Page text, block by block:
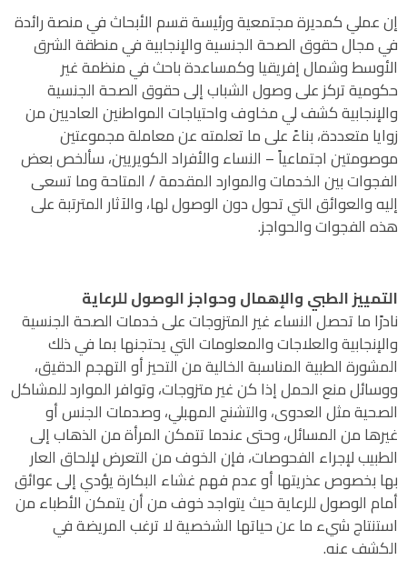
إن عملي كمديرة مجتمعية ورئيسة قسم الأبحاث في منصة رائدة
في مجال حقوق الصحة الجنسية والإنجابية في منطقة الشرق
الأوسط وشمال إفريقيا وكمساعدة باحث في منظمة غير
حكومية تركز على وصول الشباب إلى حقوق الصحة الجنسية
والإنجابية كشف لي مخاوف واحتياجات المواطنين العاديين من
زوايا متعددة، بناءً على ما تعلمته عن معاملة مجموعتين
موصومتين اجتماعياً – النساء والأفراد الكويريين، سألخص بعض
الفجوات بين الخدمات والموارد المقدمة / المتاحة وما تسعى
إليه والعوائق التي تحول دون الوصول لها، والآثار المترتبة على
هذه الفجوات والحواجز.
التمييز الطبي والإهمال وحواجز الوصول للرعاية
نادرًا ما تحصل النساء غير المتزوجات على خدمات الصحة الجنسية
والإنجابية والعلاجات والمعلومات التي يحتجنها بما في ذلك
المشورة الطبية المناسبة الخالية من التحيز أو التهجم الدقيق،
ووسائل منع الحمل إذا كن غير متزوجات، وتوافر الموارد للمشاكل
الصحية مثل العدوى، والتشنج المهبلي، وصدمات الجنس أو
غيرها من المسائل، وحتى عندما تتمكن المرأة من الذهاب إلى
الطبيب لإجراء الفحوصات، فإن الخوف من التعرض لإلحاق العار
بها بخصوص عذريتها أو عدم فهم غشاء البكارة يؤدي إلى عوائق
أمام الوصول للرعاية حيث يتواجد خوف من أن يتمكن الأطباء من
استنتاج شيء ما عن حياتها الشخصية لا ترغب المريضة في
الكشف عنه.